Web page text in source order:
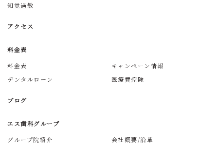
知覚過敏
アクセス
料金表
料金表
キャンペーン情報
デンタルローン
医療費控除
ブログ
エス歯科グループ
グループ院紹介
会社概要/沿革